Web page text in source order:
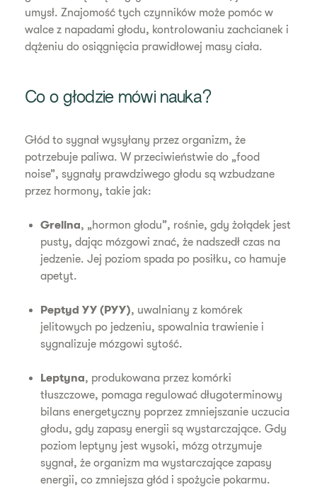
umysł. Znajomość tych czynników może pomóc w
walce z napadami głodu, kontrolowaniu zachcianek i
dążeniu do osiągnięcia prawidłowej masy ciała.
Co o głodzie mówi nauka?
Głód to sygnał wysyłany przez organizm, że
potrzebuje paliwa. W przeciwieństwie do „food
noise”, sygnały prawdziwego głodu są wzbudzane
przez hormony, takie jak:
Grelina, „hormon głodu”, rośnie, gdy żołądek jest
pusty, dając mózgowi znać, że nadszedł czas na
jedzenie. Jej poziom spada po posiłku, co hamuje
apetyt.
Peptyd YY (PYY), uwalniany z komórek
jelitowych po jedzeniu, spowalnia trawienie i
sygnalizuje mózgowi sytość.
Leptyna, produkowana przez komórki
tłuszczowe, pomaga regulować długoterminowy
bilans energetyczny poprzez zmniejszanie uczucia
głodu, gdy zapasy energii są wystarczające. Gdy
poziom leptyny jest wysoki, mózg otrzymuje
sygnał, że organizm ma wystarczające zapasy
energii, co zmniejsza głód i spożycie pokarmu.